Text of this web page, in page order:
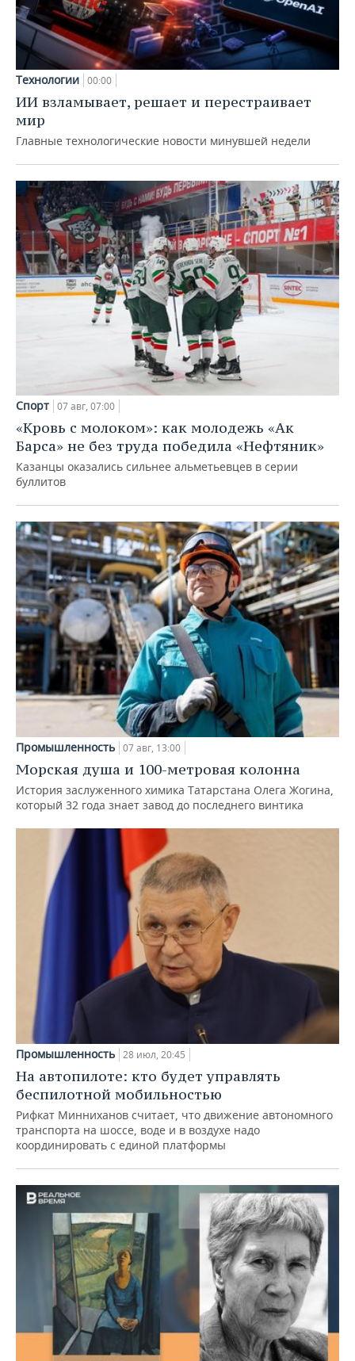
Технологии 00:00
ИИ взламывает, решает и перестраивает
мир
Главные технологические новости минувшей недели
Спорт 07 авг, 07:00
«Кровь с молоком»: как молодежь «Ак
Барса» не без труда победила «Нефтяник»
Казанцы оказались сильнее альметьевцев в серии
буллитов
Промышленность 07 авг, 13:00
Морская душа и 100-метровая колонна
История заслуженного химика Татарстана Олега Жогина,
который 32 года знает завод до последнего винтика
Промышленность 28 июл, 20:45
На автопилоте: кто будет управлять
беспилотной мобильностью
Рифкат Минниханов считает, что движение автономного
транспорта на шоссе, воде и в воздухе надо
координировать с единой платформы